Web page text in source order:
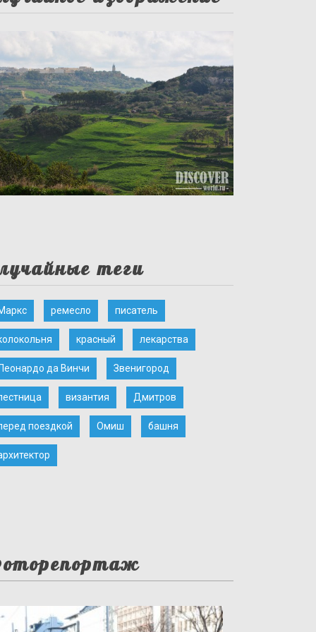
теги
ремесло писатель
красный лекарства
да Винчи Звенигород
византия Дмитров
поездкой Омиш башня